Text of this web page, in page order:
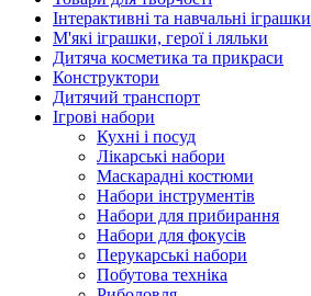
Інтерактивні та навчальні іграшки
М'які іграшки, герої і ляльки
Дитяча косметика та прикраси
Конструктори
Дитячий транспорт
Ігрові набори
Кухні і посуд
Лікарські набори
Маскарадні костюми
Набори інструментів
Набори для прибирання
Набори для фокусів
Перукарські набори
Побутова техніка